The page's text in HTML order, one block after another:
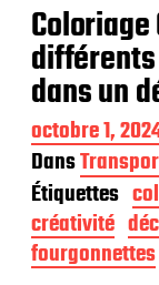
dans un
D
a
t
e
d
e
p
octobre 1,
Dans
Étiquettes
créativité
fourgonnettes